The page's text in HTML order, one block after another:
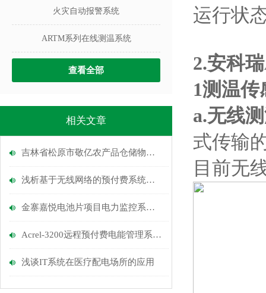
火灾自动报警系统
ARTM系列在线测温系统
查看全部
相关文章
吉林省松原市敬亿农产品仓储物流公司A区供电工程电力监控系统的设计与应用
浅析基于无线网络的预付费系统在企业用能领域的应用
金寨嘉悦电池片项目电力监控系统的设计与应用
Acrel-3200远程预付费电能管理系统在众成红星美凯龙的应用
浅谈IT系统在医疗配电场所的应用
运行状
2.安科
1测温传
a.无线
式传输
目前无